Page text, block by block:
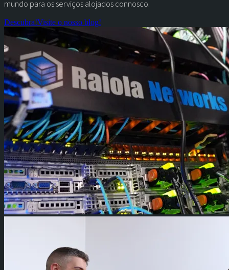
mundo para os serviços alojados connosco.
Descubra!Visite o nosso blog!